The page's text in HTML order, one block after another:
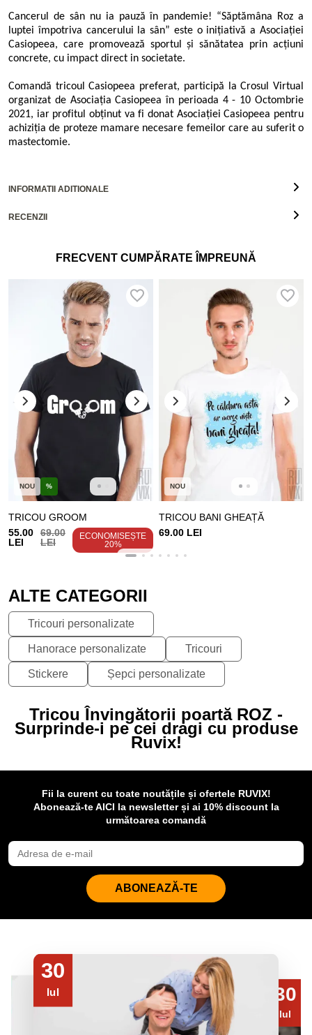
Cancerul de sân nu ia pauză în pandemie! “Săptămâna Roz a
luptei împotriva cancerului la sân” este o inițiativă a Asociației
Casiopeea, care promovează sportul și sănătatea prin acțiuni
concrete, cu impact direct in societate.
Comandă tricoul Casiopeea preferat, participă la Crosul Virtual
organizat de Asociația Casiopeea în perioada 4 - 10 Octombrie
2021, iar profitul obținut va fi donat Asociației Casiopeea pentru
achiziția de proteze mamare necesare femeilor care au suferit o
mastectomie.
INFORMATII ADITIONALE
RECENZII
FRECVENT CUMPĂRATE ÎMPREUNĂ
NOU %
TRICOU GROOM
55.00
LEI
69.00
LEI
ECONOMISEȘTE
20%
NOU
TRICOU BANI GHEAȚĂ
69.00 LEI
ALTE CATEGORII
Tricouri personalizate
Hanorace personalizate Tricouri
Stickere Șepci personalizate
Tricou Învingătorii poartă ROZ -
Surprinde-i pe cei dragi cu produse
Ruvix!
Fii la curent cu toate noutățile și ofertele RUVIX!
Abonează-te AICI la newsletter și ai 10% discount la
următoarea comandă
ABONEAZĂ-TE
30
Iul 30
Iul